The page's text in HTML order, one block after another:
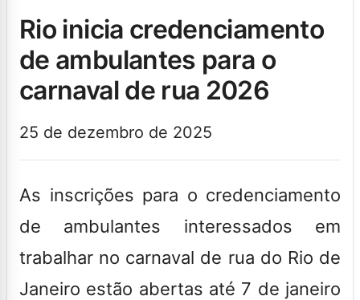
rio inicia credenciamento
de ambulantes para o
carnaval de rua 2026
25 de dezembro de 2025
As inscrições para o credenciamento
de ambulantes interessados em
trabalhar no carnaval de rua do Rio de
Janeiro estão abertas até 7 de janeiro